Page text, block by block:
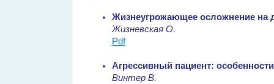
Жизнеугрожающее осложнение на
Жизневская О.
Pdf
Агрессивный пациент:
Винтер В.